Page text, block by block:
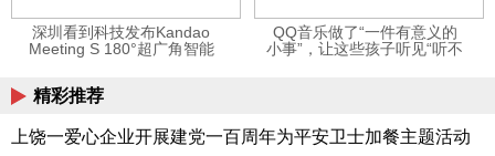
深圳看到科技发布Kandao
Meeting S 180°超广角智能
QQ音乐做了“一件有意义的
小事”，让这些孩子听见“听不
精彩推荐
上饶一爱心企业开展建党一百周年为平安卫士加餐主题活动